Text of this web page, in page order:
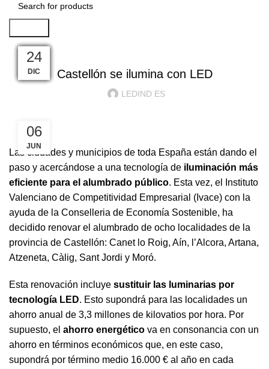
Castellón se ilumina con LED
LEDIND ES
06
JUN
Las ciudades y municipios de toda España están dando el
paso y acercándose a una tecnología de iluminación más
eficiente para el alumbrado público. Esta vez, el Instituto
Valenciano de Competitividad Empresarial (Ivace) con la
ayuda de la Conselleria de Economía Sostenible, ha
decidido renovar el alumbrado de ocho localidades de la
provincia de Castellón: Canet lo Roig, Aín, l’Alcora, Artana,
Atzeneta, Càlig, Sant Jordi y Moró.
Esta renovación incluye sustituir las luminarias por
tecnología LED. Esto supondrá para las localidades un
ahorro anual de 3,3 millones de kilovatios por hora. Por
supuesto, el ahorro energético va en consonancia con un
ahorro en términos económicos que, en este caso,
supondrá por término medio 16.000 € al año en cada
20
JUL
12
JUL
04
ABR
23
NOV
07
OCT
04
MAY
07
ENE
01
SEP
24
ABR
11
FEB
01
ENE
24
DIC